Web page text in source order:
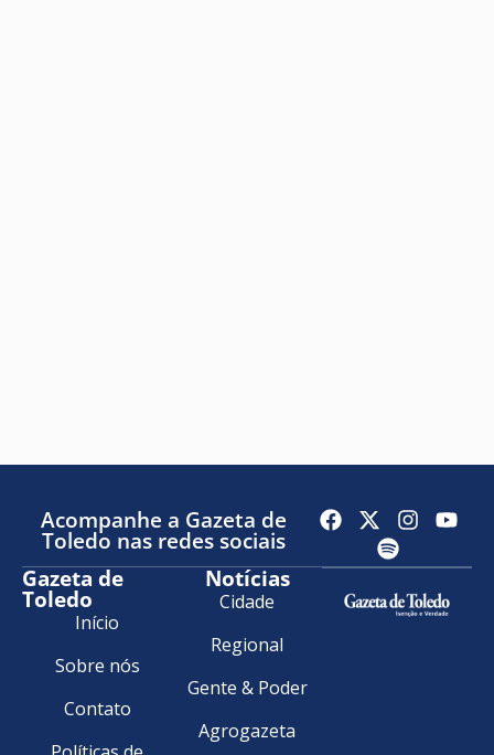
Acompanhe a Gazeta de
Toledo nas redes sociais
Gazeta de
Toledo
Início
Sobre nós
Contato
Notícias
Cidade
Regional
Gente & Poder
Agrogazeta